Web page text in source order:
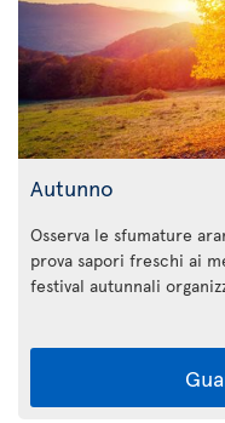
Autunno
Osserva le sfumature
prova sapori freschi ai
festival autunnali